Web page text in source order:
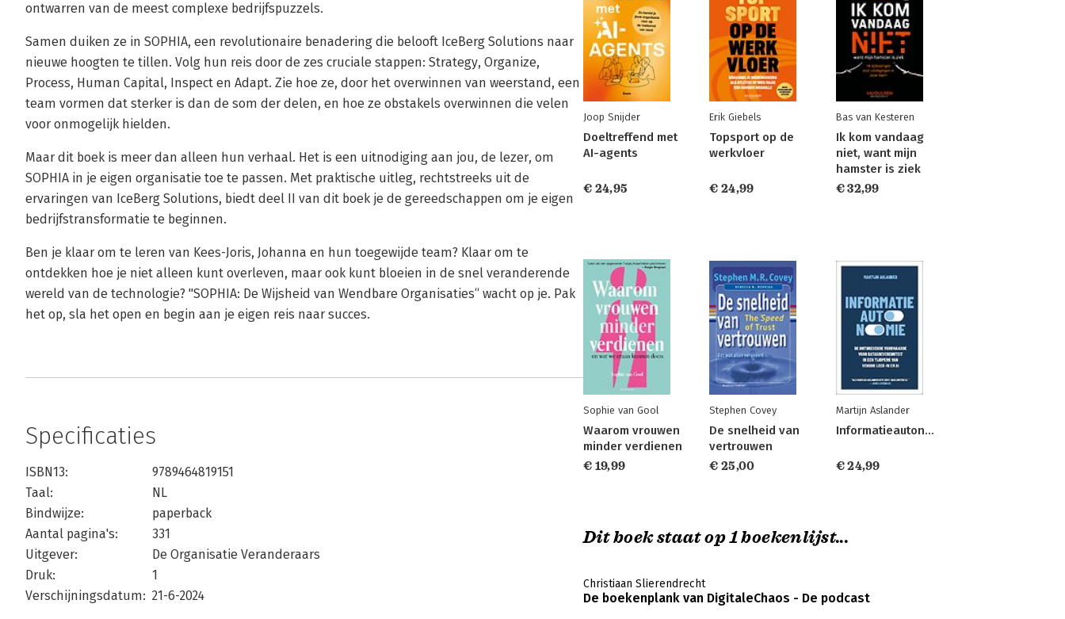
ontwarren van de meest complexe bedrijfspuzzels.
Samen duiken ze in SOPHIA, een revolutionaire benadering die belooft IceBerg Solutions naar
nieuwe hoogten te tillen. Volg hun reis door de zes cruciale stappen: Strategy, Organize,
Process, Human Capital, Inspect en Adapt. Zie hoe ze, door het overwinnen van weerstand, een
team vormen dat sterker is dan de som der delen, en hoe ze obstakels overwinnen die velen
voor onmogelijk hielden.
Maar dit boek is meer dan alleen hun verhaal. Het is een uitnodiging aan jou, de lezer, om
SOPHIA in je eigen organisatie toe te passen. Met praktische uitleg, rechtstreeks uit de
ervaringen van IceBerg Solutions, biedt deel II van dit boek je de gereedschappen om je eigen
bedrijfstransformatie te beginnen.
Ben je klaar om te leren van Kees-Joris, Johanna en hun toegewijde team? Klaar om te
ontdekken hoe je niet alleen kunt overleven, maar ook kunt bloeien in de snel veranderende
wereld van de technologie? "SOPHIA: De Wijsheid van Wendbare Organisaties“ wacht op je. Pak
het op, sla het open en begin aan je eigen reis naar succes.
Specificaties
ISBN13:
9789464819151
Taal:
NL
Bindwijze:
paperback
Aantal pagina's:
331
Uitgever:
De Organisatie Veranderaars
Druk:
1
Verschijningsdatum: 21-6-2024
Joop Snijder
Doeltreffend met
AI-agents
€ 24,95
Erik Giebels
Topsport op de
werkvloer
€ 24,99
Bas van Kesteren
Ik kom vandaag
niet, want mijn
hamster is ziek
€ 32,99
Sophie van Gool
Waarom vrouwen
minder verdienen
€ 19,99
Stephen Covey
De snelheid van
vertrouwen
€ 25,00
Martijn Aslander
Informatieautonomie
€ 24,99
Dit boek staat op 1 boekenlijst...
Christiaan Slierendrecht
De boekenplank van DigitaleChaos - De podcast